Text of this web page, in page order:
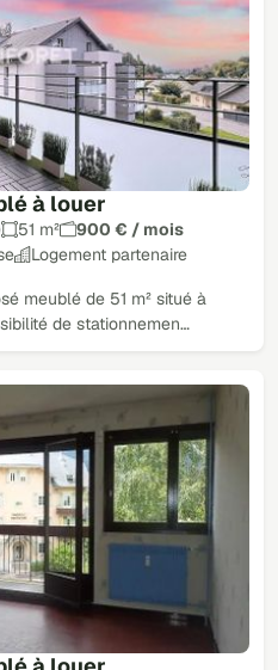
à louer
51 m²
900 € / mois
Logement partenaire
meublé de 51 m² situé à
de stationnemen…